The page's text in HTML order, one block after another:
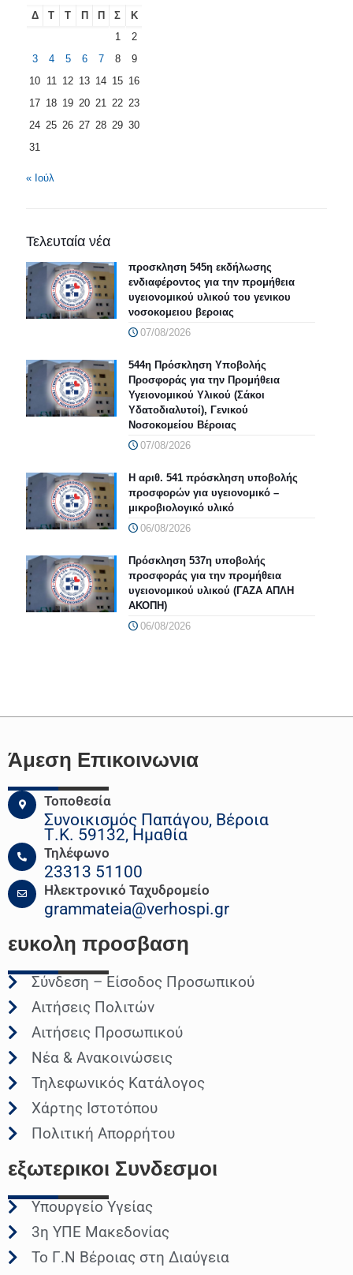
Δ Τ Τ Π Π Σ
Κ
1
2
3
4 5 6 7 8
9
10 11 12 13 14 15 16
17 18 19 20 21 22 23
24 25 26 27 28 29 30
31
« Ιούλ
Τελευταία νέα
προσκληση 545η εκδήλωσης
ενδιαφέροντος για την προμήθεια
υγειονομικού υλικού του γενικου
νοσοκομειου βεροιας
07/08/2026
544η Πρόσκληση Υποβολής
Προσφοράς για την Προμήθεια
Υγειονομικού Υλικού (Σάκοι
Υδατοδιαλυτοί), Γενικού
Νοσοκομείου Βέροιας
07/08/2026
Η αριθ. 541 πρόσκληση υποβολής
προσφορών για υγειονομικό –
μικροβιολογικό υλικό
06/08/2026
Πρόσκληση 537η υποβολής
προσφοράς για την προμήθεια
υγειονομικού υλικού (ΓΑΖΑ ΑΠΛΗ
ΑΚΟΠΗ)
06/08/2026
Άμεση Επικοινωνια
Τοποθεσία
Συνοικισμός Παπάγου, Βέροια
Τ.Κ. 59132, Ημαθία
Τηλέφωνο
23313 51100
Ηλεκτρονικό Ταχυδρομείο
grammateia@verhospi.gr
ευκολη προσβαση
Σύνδεση – Είσοδος Προσωπικού
Αιτήσεις Πολιτών
Αιτήσεις Προσωπικού
Νέα & Ανακοινώσεις
Τηλεφωνικός Κατάλογος
Χάρτης Ιστοτόπου
Πολιτική Απορρήτου
εξωτερικοι Συνδεσμοι
Υπουργείο Υγείας
3η ΥΠΕ Μακεδονίας
Το Γ.Ν Βέροιας στη Διαύγεια